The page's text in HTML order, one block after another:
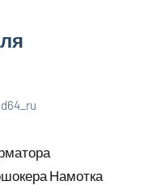
Намотка